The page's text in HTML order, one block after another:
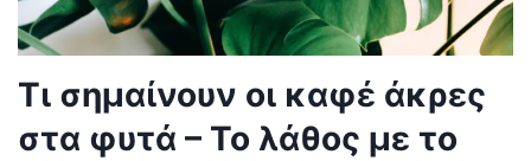
Τι σημαίνουν οι καφέ άκρες
στα φυτά – Το λάθος με το